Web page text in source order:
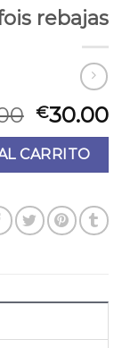
rebajas
€30.00
CARRITO